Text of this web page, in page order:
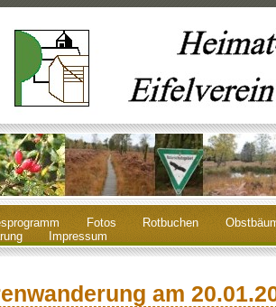
Fotos Rotbuchen
Impressum
am